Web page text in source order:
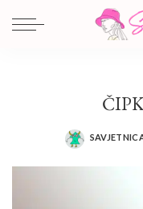
POSTED